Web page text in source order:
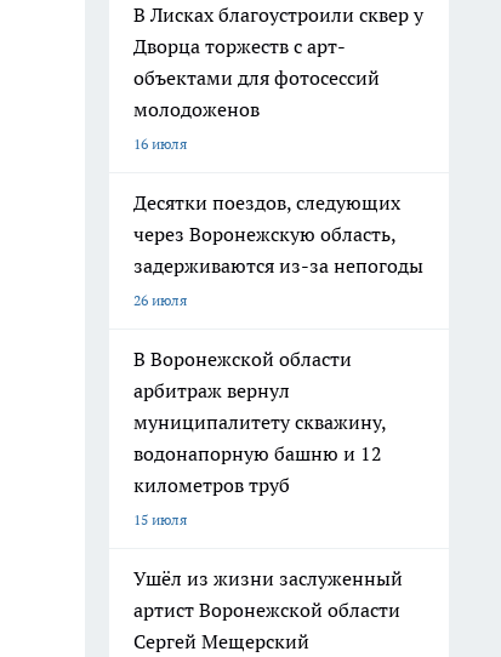
В Лисках благоустроили сквер у
Дворца торжеств с арт-
объектами для фотосессий
молодоженов
16 июля
Десятки поездов, следующих
через Воронежскую область,
задерживаются из-за непогоды
26 июля
В Воронежской области
арбитраж вернул
муниципалитету скважину,
водонапорную башню и 12
километров труб
15 июля
Ушёл из жизни заслуженный
артист Воронежской области
Сергей Мещерский